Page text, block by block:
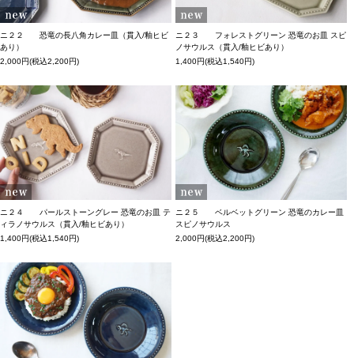
ニ２２ 恐竜の長八角カレー皿（貫入/釉ヒビ
あり）
2,000円(税込2,200円)
ニ２３ フォレストグリーン 恐竜のお皿 スピ
ノサウルス（貫入/釉ヒビあり）
1,400円(税込1,540円)
ニ２４ パールストーングレー 恐竜のお皿 テ
ィラノサウルス（貫入/釉ヒビあり）
1,400円(税込1,540円)
ニ２５ ベルベットグリーン 恐竜のカレー皿
スピノサウルス
2,000円(税込2,200円)